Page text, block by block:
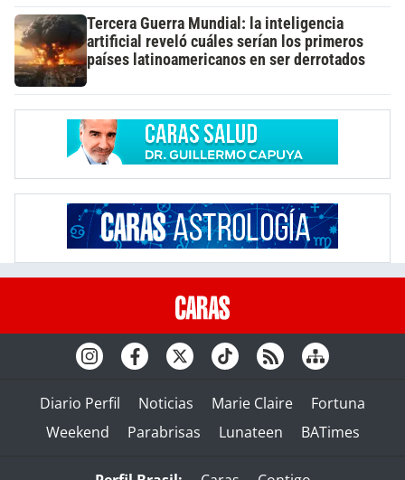
Tercera Guerra Mundial: la inteligencia
artificial reveló cuáles serían los primeros
países latinoamericanos en ser derrotados
Diario Perfil Noticias Marie Claire
Fortuna
Weekend
Parabrisas Lunateen BATimes